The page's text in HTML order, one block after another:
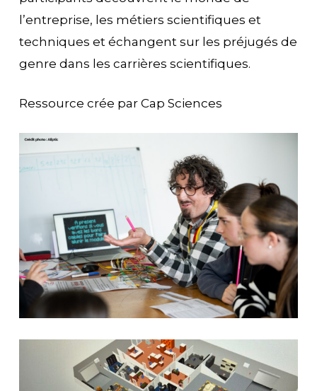
l’entreprise, les métiers scientifiques et
techniques et échangent sur les préjugés de
genre dans les carrières scientifiques.
Ressource crée par Cap Sciences